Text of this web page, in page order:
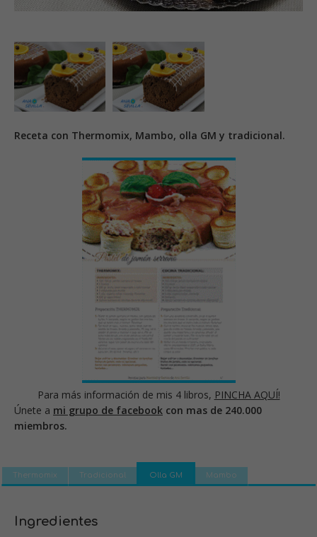
Receta con Thermomix, Mambo, olla GM y tradicional.
Para más información de mis 4 libros, PINCHA AQUÍ!
Únete a mi grupo de facebook con mas de 240.000
miembros.
Thermomix Tradicional Olla GM Mambo
Ingredientes